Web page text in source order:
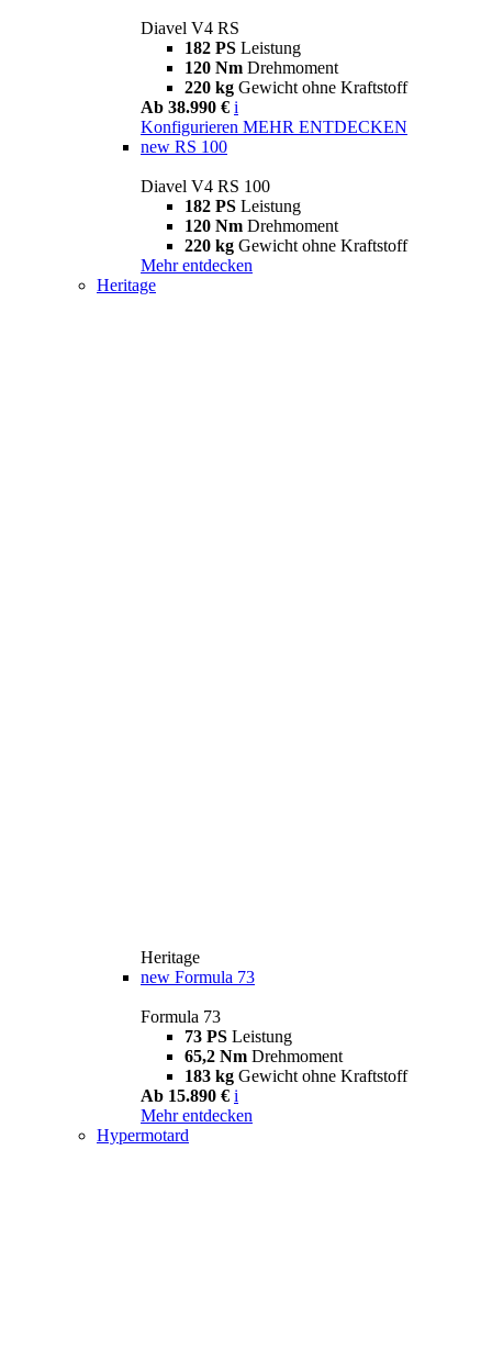
Diavel V4 RS
182 PS Leistung
120 Nm Drehmoment
220 kg Gewicht ohne Kraftstoff
Ab 38.990 € i
Konfigurieren MEHR ENTDECKEN
new RS 100
Diavel V4 RS 100
182 PS Leistung
120 Nm Drehmoment
220 kg Gewicht ohne Kraftstoff
Mehr entdecken
Heritage
Heritage
new Formula 73
Formula 73
73 PS Leistung
65,2 Nm Drehmoment
183 kg Gewicht ohne Kraftstoff
Ab 15.890 € i
Mehr entdecken
Hypermotard